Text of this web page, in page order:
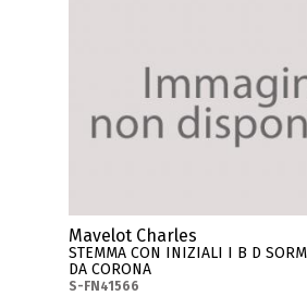
Mavelot Charles
STEMMA CON INIZIALI I B D
DA CORONA
S-FN41566